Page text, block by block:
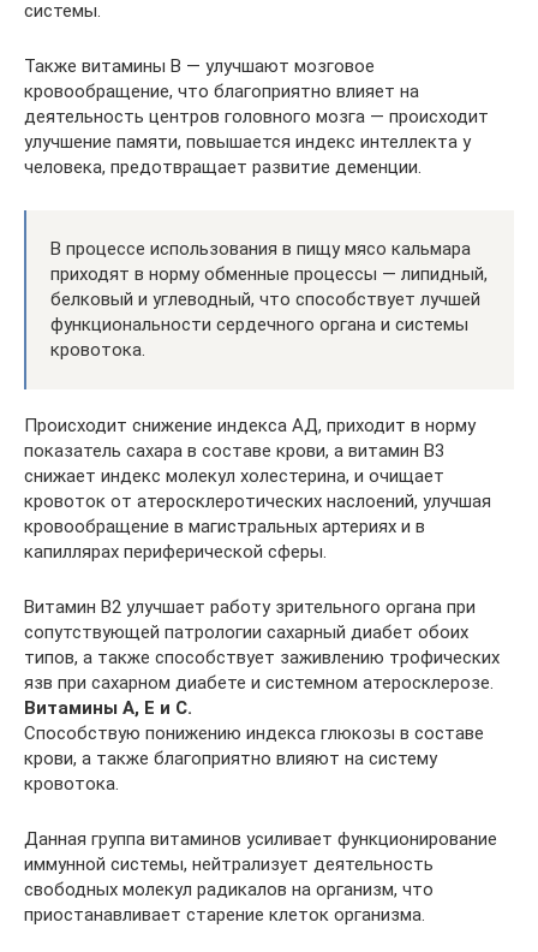
системы.
Также витамины В — улучшают мозговое
кровообращение, что благоприятно влияет на
деятельность центров головного мозга — происходит
улучшение памяти, повышается индекс интеллекта у
человека, предотвращает развитие деменции.
В процессе использования в пищу мясо кальмара
приходят в норму обменные процессы — липидный,
белковый и углеводный, что способствует лучшей
функциональности сердечного органа и системы
кровотока.
Происходит снижение индекса АД, приходит в норму
показатель сахара в составе крови, а витамин В3
снижает индекс молекул холестерина, и очищает
кровоток от атеросклеротических наслоений, улучшая
кровообращение в магистральных артериях и в
капиллярах периферической сферы.
Витамин В2 улучшает работу зрительного органа при
сопутствующей патрологии сахарный диабет обоих
типов, а также способствует заживлению трофических
язв при сахарном диабете и системном атеросклерозе.
Витамины А, Е и С.
Способствую понижению индекса глюкозы в составе
крови, а также благоприятно влияют на систему
кровотока.
Данная группа витаминов усиливает функционирование
иммунной системы, нейтрализует деятельность
свободных молекул радикалов на организм, что
приостанавливает старение клеток организма.